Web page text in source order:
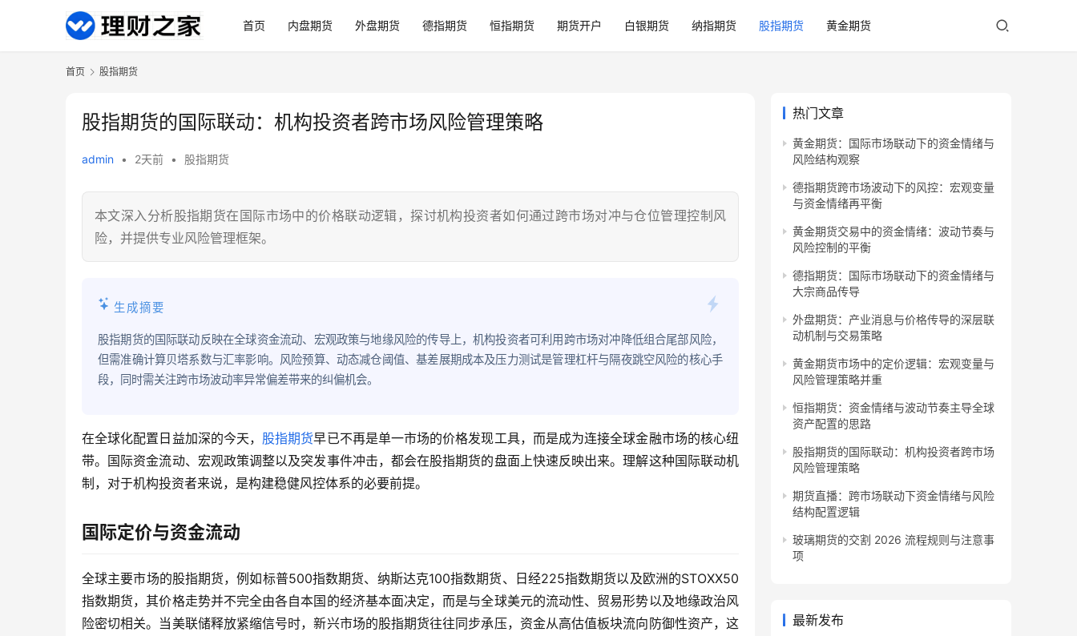
首页 内盘期货 外盘期货 德指期货 恒指期货 期货开户 白银期货 纳指期货 股指期货 黄金期货
首页 股指期货
股指期货的国际联动：机构投资者跨市场风险管理策略
admin • 2天前 • 股指期货
本文深入分析股指期货在国际市场中的价格联动逻辑，探讨机构投资者如何通过跨市场对冲与仓位管理控制风
险，并提供专业风险管理框架。
生成摘要
股指期货的国际联动反映在全球资金流动、宏观政策与地缘风险的传导上，机构投资者可利用跨市场对冲降低组合尾部风险，
但需准确计算贝塔系数与汇率影响。风险预算、动态减仓阈值、基差展期成本及压力测试是管理杠杆与隔夜跳空风险的核心手
段，同时需关注跨市场波动率异常偏差带来的纠偏机会。
在全球化配置日益加深的今天， 股指期货早已不再是单一市场的价格发现工具，而是成为连接全球金融市场的核心纽
带。国际资金流动、宏观政策调整以及突发事件冲击，都会在股指期货的盘面上快速反映出来。理解这种国际联动机
制，对于机构投资者来说，是构建稳健风控体系的必要前提。
国际定价与资金流动
全球主要市场的股指期货，例如标普500指数期货、纳斯达克100指数期货、日经225指数期货以及欧洲的STOXX50
指数期货，其价格走势并不完全由各自本国的经济基本面决定，而是与全球美元的流动性、贸易形势以及地缘政治风
险密切相关。当美联储释放紧缩信号时，新兴市场的股指期货往往同步承压，资金从高估值板块流向防御性资产，这
热门文章
黄金期货：国际市场联动下的资金情绪与
风险结构观察
德指期货跨市场波动下的风控：宏观变量
与资金情绪再平衡
黄金期货交易中的资金情绪：波动节奏与
风险控制的平衡
德指期货：国际市场联动下的资金情绪与
大宗商品传导
外盘期货：产业消息与价格传导的深层联
动机制与交易策略
黄金期货市场中的定价逻辑：宏观变量与
风险管理策略并重
恒指期货：资金情绪与波动节奏主导全球
资产配置的思路
股指期货的国际联动：机构投资者跨市场
风险管理策略
期货直播：跨市场联动下资金情绪与风险
结构配置逻辑
玻璃期货的交割 2026 流程规则与注意事
项
最新发布